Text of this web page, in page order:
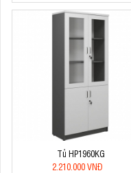
Tủ HP1960KG
2.210.000 VNĐ